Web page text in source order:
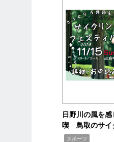
日野川の風を
喫 鳥取のサイ
スポーツ